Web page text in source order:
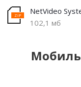
NetVideo
102,1 мб